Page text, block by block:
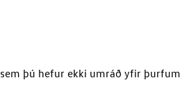
þú hefur ekki umráð yfir